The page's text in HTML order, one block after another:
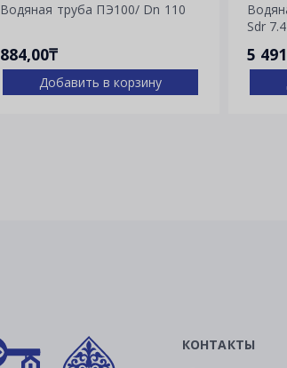
Водяная труба ПЭ100/ Dn 110
884,00₸
Добавить в корзину
Sdr 7.4
5
КОНТАКТЫ